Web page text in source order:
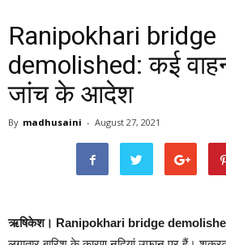
Ranipokhari bridge
demolished: कई
जांच के आदेश
By madhusaini - August 27, 2021
ऋषिकेश। Ranipokhari bridge